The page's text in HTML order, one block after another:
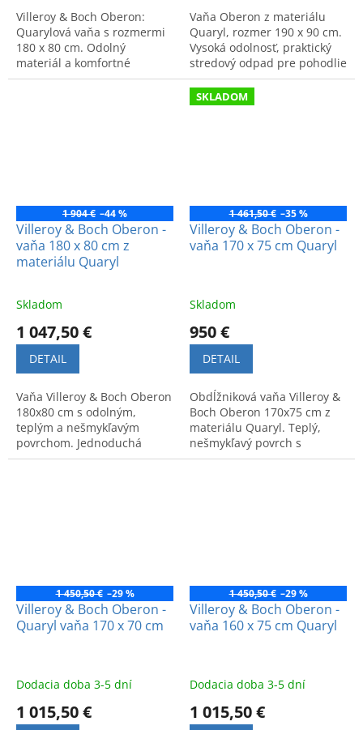
Villeroy & Boch Oberon:
Quarylová vaňa s rozmermi
180 x 80 cm. Odolný
materiál a komfortné
vyhotovenie. Kód:
Vaňa Oberon z materiálu
Quaryl, rozmer 190 x 90 cm.
Vysoká odolnosť, praktický
stredový odpad pre pohodlie
a moderný dizajn.
1 904 € –44 %
Villeroy & Boch Oberon -
vaňa 180 x 80 cm z
materiálu Quaryl
Skladom
1 047,50 €
DETAIL
Vaňa Villeroy & Boch Oberon
180x80 cm s odolným,
teplým a nešmykľavým
povrchom. Jednoduchá
údržba a 10-ročná záruka.
SKLADOM
1 461,50 € –35 %
Villeroy & Boch Oberon -
vaňa 170 x 75 cm Quaryl
Skladom
950 €
DETAIL
Obdĺžniková vaňa Villeroy &
Boch Oberon 170x75 cm z
materiálu Quaryl. Teplý,
nešmykľavý povrch s
vysokou odolnosťou a 10-
1 450,50 € –29 %
Villeroy & Boch Oberon -
Quaryl vaňa 170 x 70 cm
Dodacia doba 3-5 dní
1 015,50 €
1 450,50 € –29 %
Villeroy & Boch Oberon -
vaňa 160 x 75 cm Quaryl
Dodacia doba 3-5 dní
1 015,50 €